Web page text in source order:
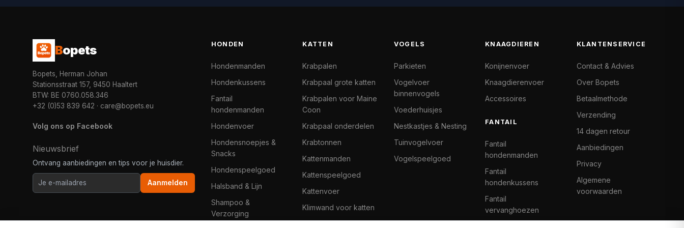
Bopets
Bopets, Herman Johan
Stationsstraat 157, 9450 Haaltert
BTW: BE 0760.058.346
+32 (0)53 839 642 · care@bopets.eu
Volg ons op Facebook
Nieuwsbrief
Ontvang aanbiedingen en tips voor je huisdier.
Aanmelden
HONDEN
Hondenmanden
Hondenkussens
Fantail
hondenmanden
Hondenvoer
Hondensnoepjes &
Snacks
Hondenspeelgoed
Halsband & Lijn
Shampoo &
Verzorging
KATTEN
Krabpalen
Krabpaal grote katten
Krabpalen voor Maine
Coon
Krabpaal onderdelen
Krabtonnen
Kattenmanden
Kattenspeelgoed
Kattenvoer
Klimwand voor katten
VOGELS
Parkieten
Vogelvoer
binnenvogels
Voederhuisjes
Nestkastjes & Nesting
Tuinvogelvoer
Vogelspeelgoed
KNAAGDIEREN
Konijnenvoer
Knaagdierenvoer
Accessoires
FANTAIL
Fantail
hondenmanden
Fantail
hondenkussens
Fantail
vervanghoezen
KLANTENSERVICE
Contact & Advies
Over Bopets
Betaalmethode
Verzending
14 dagen retour
Aanbiedingen
Privacy
Algemene
voorwaarden